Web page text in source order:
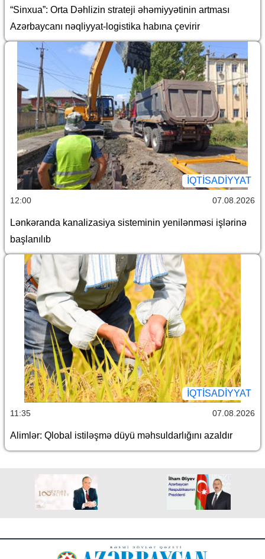
“Sinxua”: Orta Dəhlizin strateji əhəmiyyətinin artması
Azərbaycanı nəqliyyat-logistika habına çevirir
İQTİSADİYYAT
12:00 07.08.2026
Lənkəranda kanalizasiya sisteminin yenilənməsi işlərinə
başlanılıb
İQTİSADİYYAT
11:35 07.08.2026
Alimlər: Qlobal istiləşmə düyü məhsuldarlığını azaldır